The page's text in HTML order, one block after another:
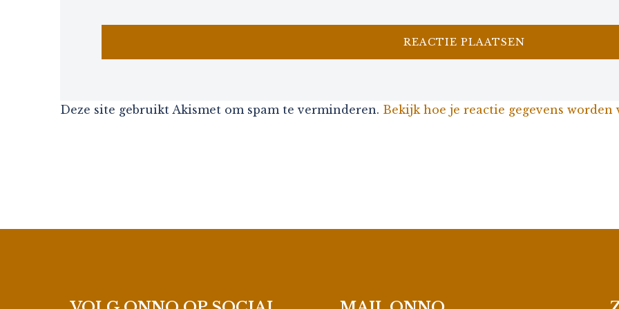
Deze site gebruikt Akismet om spam te verminderen. Bekijk hoe je reactie gegevens worden